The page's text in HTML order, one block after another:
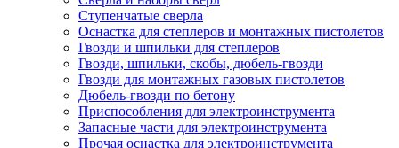
Ступенчатые сверла
Оснастка для степлеров и монтажных пистолетов
Гвозди и шпильки для степлеров
Гвозди, шпильки, скобы, дюбель-гвозди
Гвозди для монтажных газовых пистолетов
Дюбель-гвозди по бетону
Приспособления для электроинструмента
Запасные части для электроинструмента
Прочая оснастка для электроинструмента